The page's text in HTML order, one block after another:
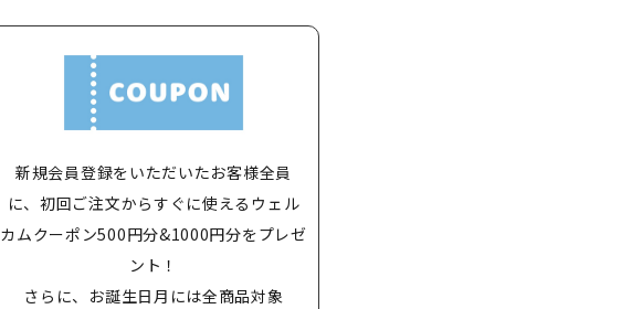
新規会員登録をいただいたお客様全員
に、初回ご注文からすぐに使えるウェル
カムクーポン500円分&1000円分をプレゼ
ント！
さらに、お誕生日月には全商品対象